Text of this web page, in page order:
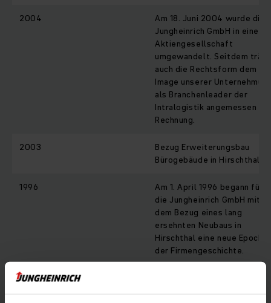
2004
Am 18. Juni 2004 wurde die
Jungheinrich GmbH in eine
Aktiengesellschaft
umgewandelt. Seitdem trägt
auch die Rechtsform dem
Image unserer
als Branchenleader der
Intralogistik angemessen
Rechnung.
2003
Bezug Erweiterungsbau
Bürogebäude in Hirschthal
1996
Am 1. April 1996 begann für
die Jungheinrich GmbH mit
dem Bezug eines lang
ersehnten Neubaus in
Hirschthal eine neue Epoche
der Firmengeschichte.
1968